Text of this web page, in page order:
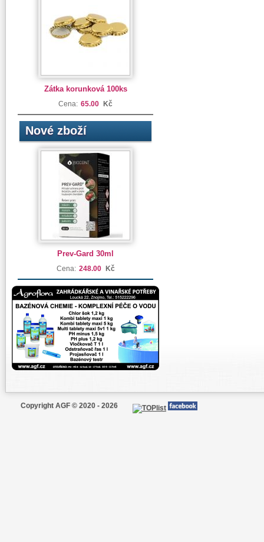
Zátka korunková 100ks
Cena: 65.00 Kč
Nové zboží
Prev-Gard 30ml
Cena: 248.00 Kč
Copyright AGF © 2020 - 2026